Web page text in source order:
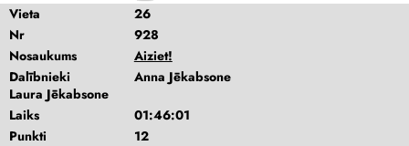
Vieta
26
Nr
928
Nosaukums
Aiziet!
Dalībnieki
Anna Jēkabsone
Laura Jēkabsone
Laiks
01:46:01
Punkti
12